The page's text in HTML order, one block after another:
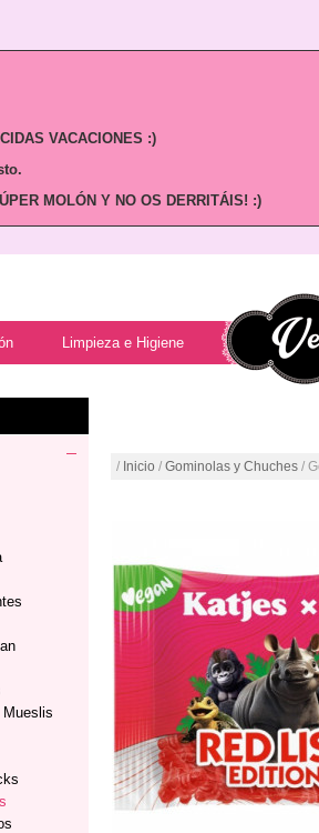
VACACIONES :)
MOLÓN Y NO OS DERRITÁIS! :)
Limpieza e Higiene
/ Inicio / Gominolas y Chuches /